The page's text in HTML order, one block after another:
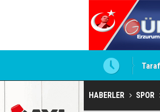
HABERLER SPOR